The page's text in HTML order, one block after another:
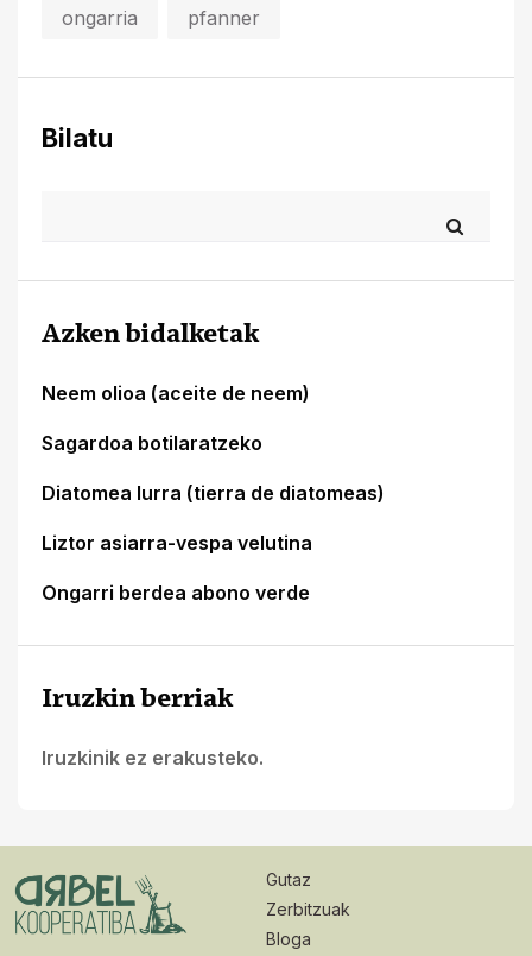
ongarria pfanner
Bilatu
Azken bidalketak
Neem olioa (aceite de neem)
Sagardoa botilaratzeko
Diatomea lurra (tierra de diatomeas)
Liztor asiarra-vespa velutina
Ongarri berdea abono verde
Iruzkin berriak
Iruzkinik ez erakusteko.
Gutaz
Zerbitzuak
Bloga